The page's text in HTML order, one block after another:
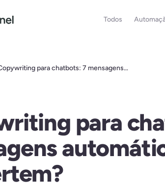
Todos
para chatbots: 7 mensagens
para